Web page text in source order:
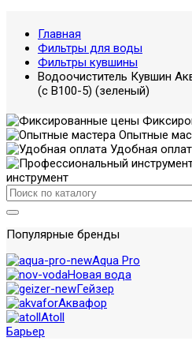
Главная
Фильтры для воды
Фильтры кувшины
Водоочиститель Кувшин
(с В100-5) (зеленый)
Опытные
Удобная
инструмент
Популярные бренды
Aqua Pro
Новая вода
Гейзер
Аквафор
Atoll
Барьер